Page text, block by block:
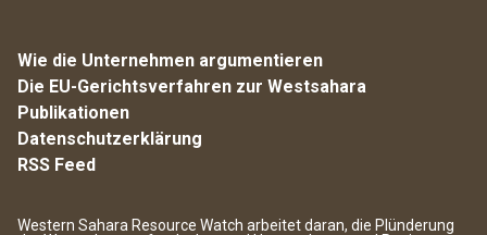
Wie die Unternehmen argumentieren
Die EU-Gerichtsverfahren zur Westsahara
Publikationen
Datenschutzerklärung
RSS Feed
Western Sahara Resource Watch arbeitet daran, die Plünderung